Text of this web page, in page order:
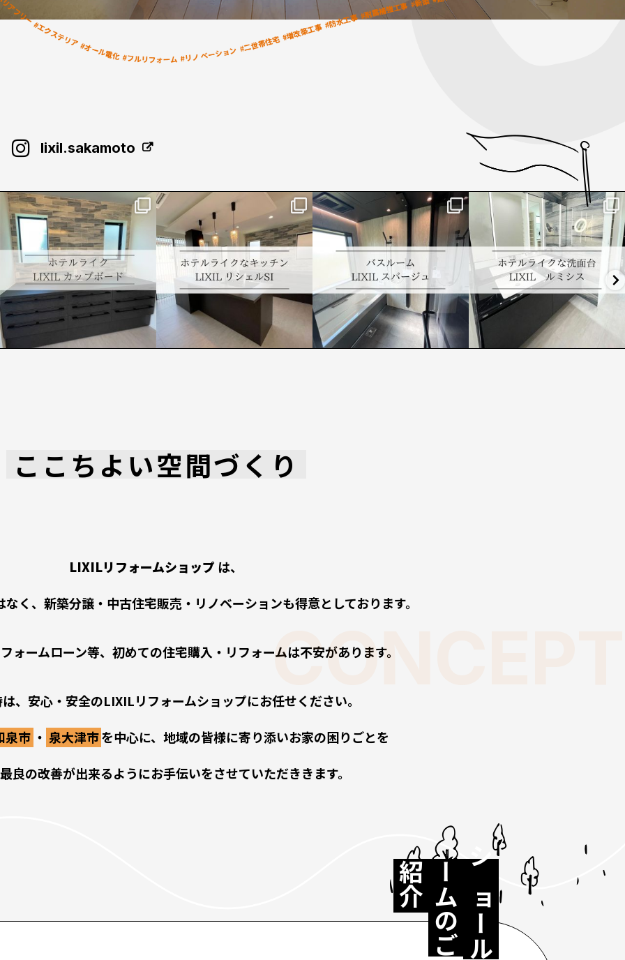
lixil.sakamoto
lixil.sakamoto
【S様邸】 キッチン カップボード 施
工事例
...
4月 1
lixil.sakamoto
【S様邸】 キッチン 施工事例
#ホテルライク#キッチン#リシェルSI...
lixil.sakamoto
【S様邸】 バスルーム 施工事例
#ホテルライク#ユニットバス#お風呂#ス
パージュ...
3月 28
lixil.sakamoto
【S様邸】洗面台 施工事例
#ホテルライク#洗面台#ルミシス ...
3月 26
ここちよい空間づくり
LIXILリフォームショップ は、
く、新築分譲・中古住宅販売・リノベーションも得意としております。
ォームローン等、初めての住宅購入・リフォームは不安があります。
、安心・安全のLIXILリフォームショップにお任せください。
泉市 ・ 泉大津市を中心に、地域の皆様に寄り添いお家の困りごとを
良の改善が出来るようにお手伝いをさせていただききます。
CONCEPT
シ
ョ
ー
ル
ーム
の
ご
紹
介